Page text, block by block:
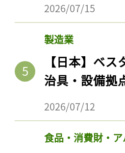
2026/07/15
製造業
【日本】ベ
治具・設備拠
2026/07/12
食品・消費財・